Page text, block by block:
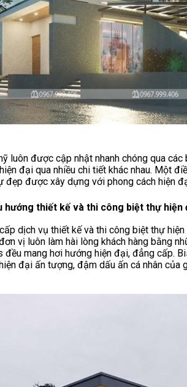
luôn được cập nhật nhanh chóng qua
đại qua nhiều chi tiết khác nhau. Một
đẹp được xây dựng với phong cách hiện
hướng thiết kế và thi công biệt thự hiện
dịch vụ thiết kế và thi công biệt thự
vị luôn làm hài lòng khách hàng bằng
đều mang hơi hướng hiện đại, đẳng cấp.
đại ấn tượng, đậm dấu ấn cá nhân của